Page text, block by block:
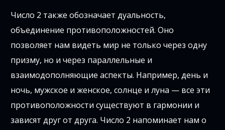
Число 2 также обозначает дуальность,
объединение противоположностей. Оно
позволяет нам видеть мир не только через одну
призму, но и через параллельные и
взаимодополняющие аспекты. Например, день и
ночь, мужское и женское, солнце и луна — все эти
противоположности существуют в гармонии и
зависят друг от друга. Число 2 напоминает нам о